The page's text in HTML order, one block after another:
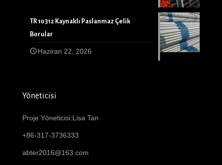
TR 10312 Kaynaklı Paslanmaz Çelik
Borular
Haziran 22, 2026
Yöneticisi
Proje Yöneticisi:Lisa Tan
+86-317-3736333
abter2016@163.com